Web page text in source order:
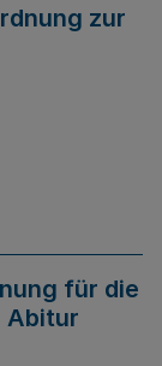
zur
für die
Abitur